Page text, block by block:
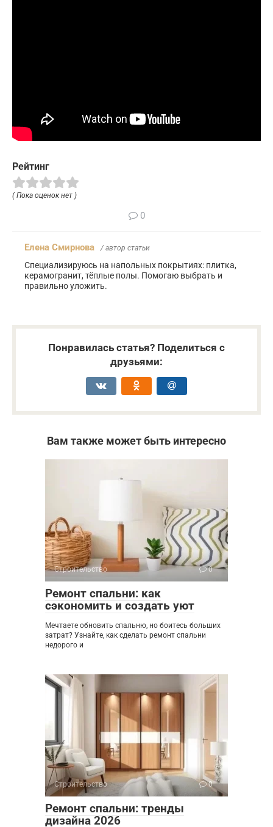
Рейтинг
( Пока оценок нет )
0
Елена Смирнова / автор статьи
Специализируюсь на напольных покрытиях: плитка,
керамогранит, тёплые полы. Помогаю выбрать и
правильно уложить.
Понравилась статья? Поделиться с
друзьями:
Вам также может быть интересно
Строительство 0
Ремонт спальни: как
сэкономить и создать уют
Мечтаете обновить спальню, но боитесь больших
затрат? Узнайте, как сделать ремонт спальни
недорого и
Строительство 0
Ремонт спальни: тренды
дизайна 2026